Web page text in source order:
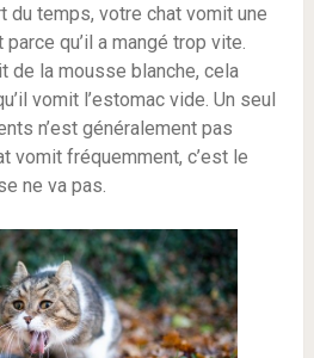
du temps, votre chat vomit une
qu’il a mangé trop vite.
de la mousse blanche, cela
vomit l’estomac vide. Un seul
n’est généralement pas
vomit fréquemment, c’est le
ne va pas.